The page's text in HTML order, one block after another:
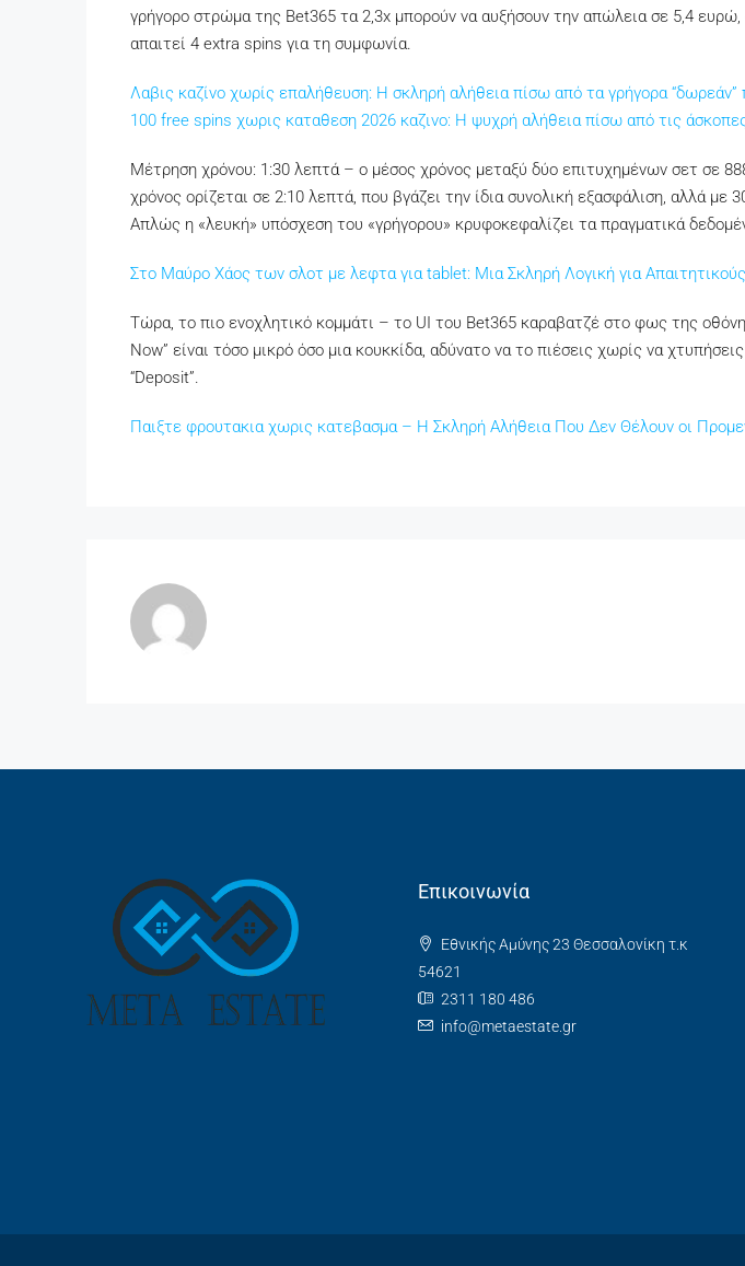
γρήγορο στρώμα της Bet365 τα 2,3x μπορούν να αυξήσουν την απώλεια σε 5,4
απαιτεί 4 extra spins για τη συμφωνία.
Λαβις καζίνο χωρίς επαλήθευση: Η σκληρή αλήθεια πίσω από τα γρήγορα “δωρεάν”
100 free spins χωρις καταθεση 2026 καζινο: Η ψυχρή αλήθεια πίσω από τις
Μέτρηση χρόνου: 1:30 λεπτά – ο μέσος χρόνος μεταξύ δύο επιτυχημένων σετ σε
χρόνος ορίζεται σε 2:10 λεπτά, που βγάζει την ίδια συνολική εξασφάλιση, αλλά με
Απλώς η «λευκή» υπόσχεση του «γρήγορου» κρυφοκεφαλίζει τα πραγματικά
Στο Μαύρο Χάος των σλοτ με λεφτα για tablet: Μια Σκληρή Λογική για
Τώρα, το πιο ενοχλητικό κομμάτι – το UI του Bet365 καραβατζέ στο φως της
Now” είναι τόσο μικρό όσο μια κουκκίδα, αδύνατο να το πιέσεις χωρίς να
“Deposit”.
Παιξτε φρουτακια χωρις κατεβασμα – Η Σκληρή Αλήθεια Που Δεν Θέλουν οι
Επικοινωνία
Εθνικής Αμύνης 23 Θεσσαλονίκη τ.κ
54621
2311 180 486
info@metaestate.gr